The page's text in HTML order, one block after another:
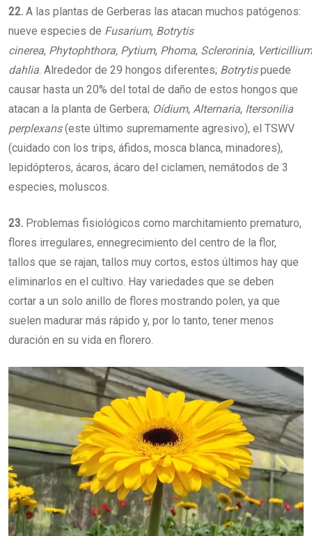
22. A las plantas de Gerberas las atacan muchos patógenos:
nueve especies de Fusarium, Botrytis
cinerea, Phytophthora, Pytium, Phoma, Sclerorinia, Verticillium
dahlia. Alrededor de 29 hongos diferentes; Botrytispuede
causar hasta un 20% del total de daño de estos hongos que
atacan a la planta de Gerbera; Oídium, Alternaria, Itersonilia
perplexans(este último supremamente agresivo), el TSWV
(cuidado con los trips, áfidos, mosca blanca, minadores),
lepidópteros, ácaros, ácaro del ciclamen, nemátodos de 3
especies, moluscos.
23. Problemas fisiológicos como marchitamiento prematuro,
flores irregulares, ennegrecimiento del centro de la flor,
tallos que se rajan, tallos muy cortos, estos últimos hay que
eliminarlos en el cultivo. Hay variedades que se deben
cortar a un solo anillo de flores mostrando polen, ya que
suelen madurar más rápido y, por lo tanto, tener menos
duración en su vida en florero.